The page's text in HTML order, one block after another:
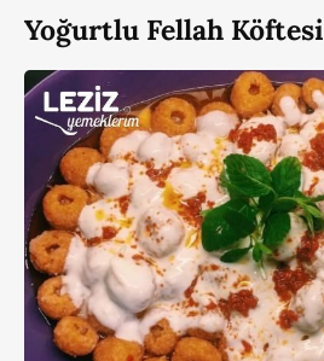
Yoğurtlu Fellah Köftesi